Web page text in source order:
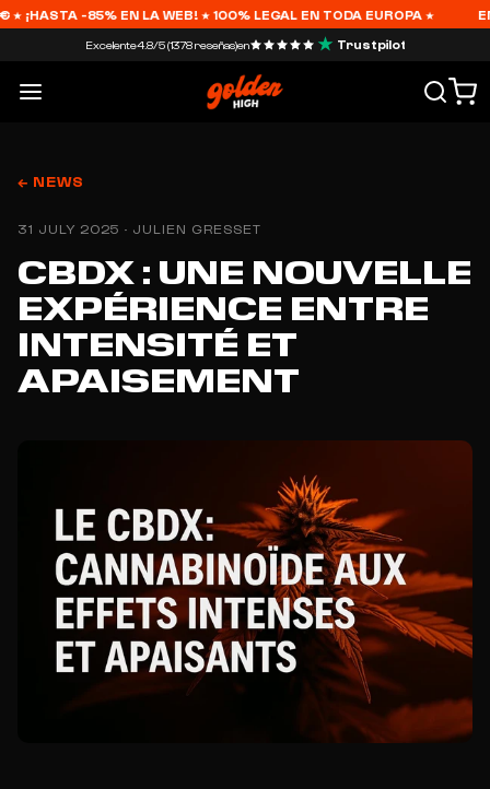
-85% EN LA WEB! ★ 100% LEGAL EN TODA EUROPA ★
Excelente4.8/5 (1378 reseñas)en Trustpilot
← NEWS
31 JULY 2025 · JULIEN GRESSET
CBDX : UNE NOUVELLE
EXPÉRIENCE ENTRE
INTENSITÉ ET
APAISEMENT